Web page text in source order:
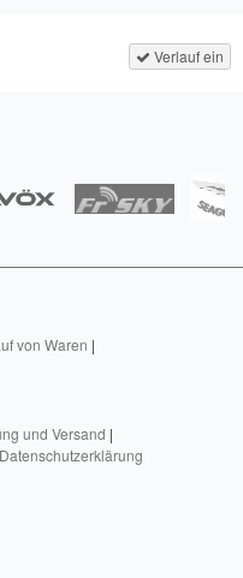
Verlauf ein
von Waren |
und Versand |
Datenschutzerklärung